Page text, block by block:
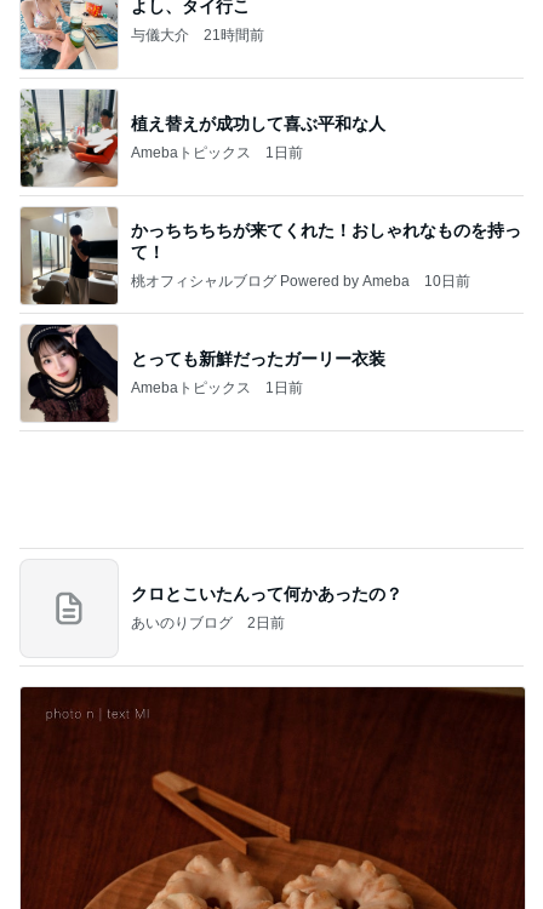
よし、タイ行こ
与儀大介 21時間前
植え替えが成功して喜ぶ平和な人
Amebaトピックス 1日前
かっちちちちが来てくれた！おしゃれなものを持っ
て！
桃オフィシャルブログ Powered by Ameba 10日前
とっても新鮮だったガーリー衣装
Amebaトピックス 1日前
クロとこいたんって何かあったの？
あいのりブログ 2日前